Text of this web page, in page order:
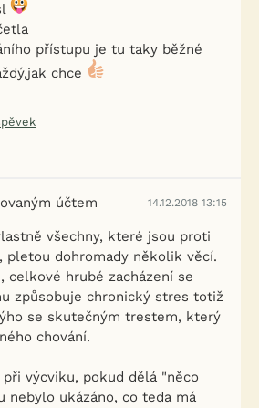
přístupu je tu taky běžné
chce
účtem 14.12.2018 13:15
všechny, které jsou proti
dohromady několik věcí.
celkové hrubé zacházení se
způsobuje chronický stres totiž
se skutečným trestem, který
chování.
výcviku, pokud dělá "něco
nebylo ukázáno, co teda má